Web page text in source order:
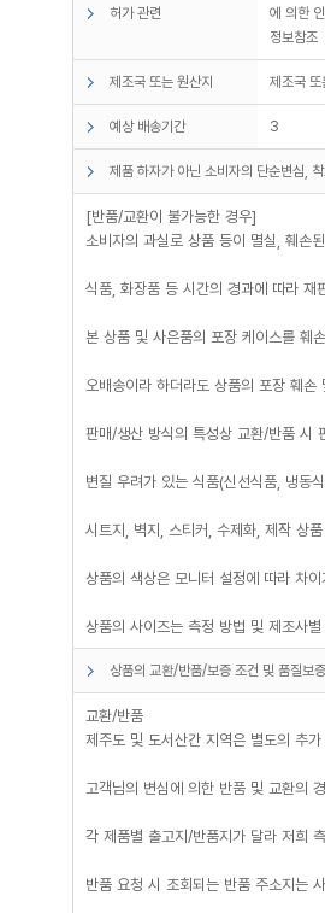
허가 관련
에 의한
정보참조
제조국 또는 원산지 제조국
예상 배송기간 3
제품 하자가 아닌 소비자의 단순변심,
[반품/교환이 불가능한 경우]
소비자의 과실로 상품 등이 멸실, 훼손
식품, 화장품 등 시간의 경과에 따라 재
본 상품 및 사은품의 포장 케이스를 훼
오배송이라 하더라도 상품의 포장 훼
판매/생산 방식의 특성상 교환/반품 시
변질 우려가 있는 식품(신선식품, 냉동
시트지, 벽지, 스티커, 수제화, 제작 상
상품의 색상은 모니터 설정에 따라 차
상품의 사이즈는 측정 방법 및 제조사
상품의 교환/반품/보증 조건 및 품질보
교환/반품
제주도 및 도서산간 지역은 별도의 추
고객님의 변심에 의한 반품 및 교환의
각 제품별 출고지/반품지가 달라 저희
반품 요청 시 조회되는 반품 주소지는